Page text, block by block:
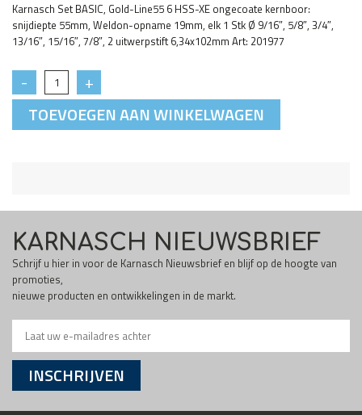
Karnasch Set BASIC, Gold-Line55 6 HSS-XE ongecoate kernboor:
snijdiepte 55mm, Weldon-opname 19mm, elk 1 Stk Ø 9/16″, 5/8″, 3/4″,
13/16″, 15/16″, 7/8″, 2 uitwerpstift 6,34x102mm Art: 201977
TOEVOEGEN AAN WINKELWAGEN
KARNASCH NIEUWSBRIEF
Schrijf u hier in voor de Karnasch Nieuwsbrief en blijf op de hoogte van
promoties,
nieuwe producten en ontwikkelingen in de markt.
INSCHRIJVEN